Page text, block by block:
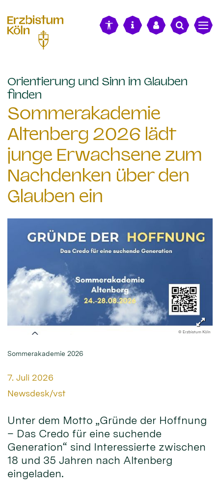
Orientierung und Sinn im Glauben
finden
Sommerakademie
Altenberg 2026 lädt
junge Erwachsene zum
Nachdenken über den
Glauben ein
© Erzbistum Köln
Sommerakademie 2026
Datum:
7. Juli 2026
Von:
Newsdesk/vst
Unter dem Motto „Gründe der Hoffnung
– Das Credo für eine suchende
Generation“ sind Interessierte zwischen
18 und 35 Jahren nach Altenberg
eingeladen.